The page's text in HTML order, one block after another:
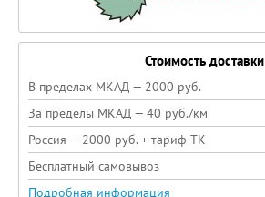
Стоимость доставки
В пределах МКАД — 2000 руб.
За пределы МКАД — 40 руб./км
Россия — 2000 руб. + тариф ТК
Бесплатный самовывоз
Подробная информация